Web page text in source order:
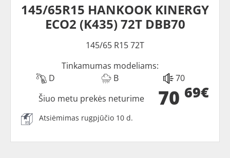
145/65R15 HANKOOK KINERGY
ECO2 (K435) 72T DBB70
145/65 R15 72T
Tinkamumas modeliams:
D
B 70
70 69€
Šiuo metu prekės neturime
Atsiėmimas rugpjūčio 10 d.